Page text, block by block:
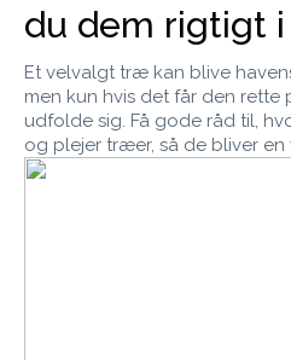
du dem rigtigt i
Et velvalgt træ kan blive
men kun hvis det får den
udfolde sig. Få gode råd til,
og plejer træer, så de bliver